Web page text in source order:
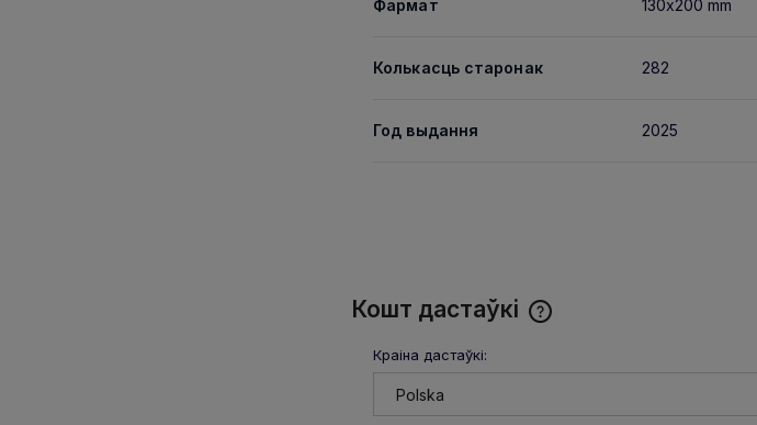
Фармат 130x200 mm
Колькасць старонак 282
Год выдання 2025
Кошт дастаўкі
Краіна дастаўкі: